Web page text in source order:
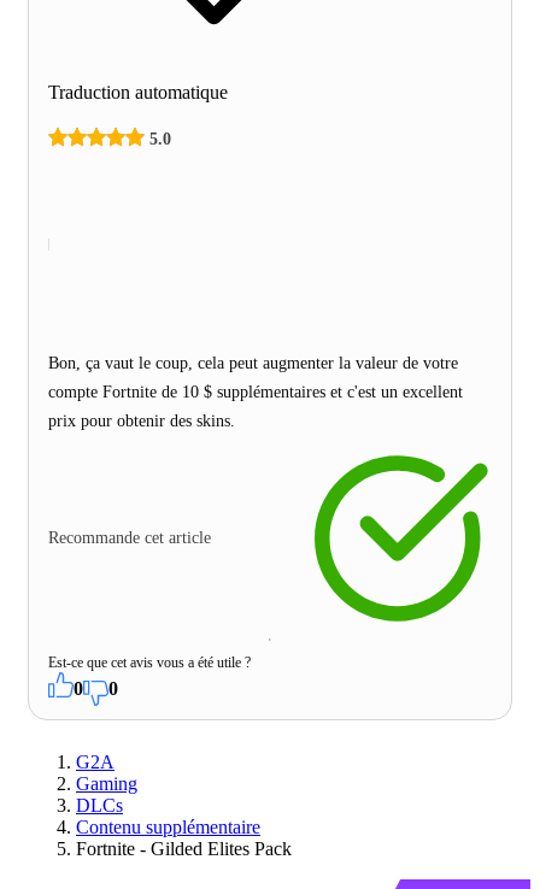
Traduction automatique
5.0
Bon, ça vaut le coup, cela peut augmenter la valeur de votre
compte Fortnite de 10 $ supplémentaires et c'est un excellent
prix pour obtenir des skins.
Recommande cet article
Est-ce que cet avis vous a été utile ?
0 0
G2A
Gaming
DLCs
Contenu supplémentaire
Fortnite - Gilded Elites Pack